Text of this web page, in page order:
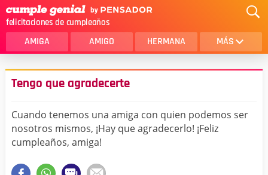
felicitaciones de cumpleaños
AMIGA AMIGO HERMANA MÁS
MAMA
AMOR
SOBRINA
HIJA
HERMANO
NOVIA
Tengo que agradecerte
Cuando tenemos una amiga con quien podemos ser
nosotros mismos, ¡Hay que agradecerlo! ¡Feliz
cumpleaños, amiga!